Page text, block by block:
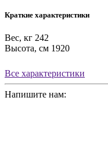
Краткие характеристики
Вес, кг 242
Высота, см 1920
Все характеристики
Напишите нам: